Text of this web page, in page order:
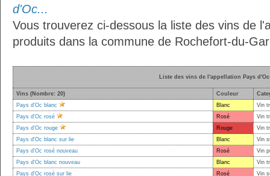
d'Oc...
Vous trouverez ci-dessous la liste des vins de
produits dans la commune de Rochefort-du-
Liste des vins de l'appellation Pays d'Oc
Vins (Nombre: 20) Couleur
Pays d'Oc blanc
Blanc
Vin
Pays d'Oc rosé
Rosé
Vin
Pays d'Oc rouge
Rouge
Vin
Pays d'Oc blanc sur lie
Blanc
Vin
Pays d'Oc rosé nouveau
Rosé
Vin
Pays d'Oc blanc nouveau
Blanc
Vin
Pays d'Oc rosé sur lie
Rosé Vin